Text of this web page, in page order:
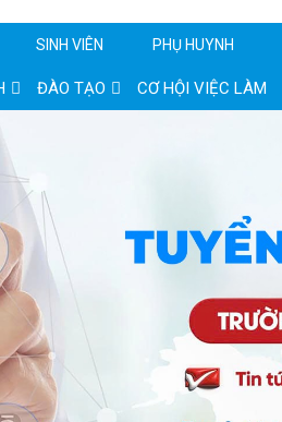
SINH VIÊN PHỤ HUYNH
ĐÀO TẠO CƠ HỘI VIỆC LÀM